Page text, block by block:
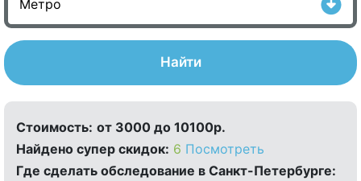
Найти
Стоимость: от 3000 до 10100р.
Найдено cупер скидок: 6 Посмотреть
Где сделать обследование в Санкт-Петербурге: